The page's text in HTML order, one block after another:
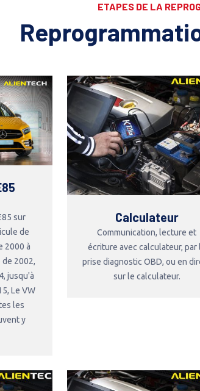
ETAPES DE LA
sur
de
2000 à
de 2002,
jusqu'à
Le VW
les
y
Calculateur
Communication, lecture et
écriture avec calculateur, par
prise diagnostic OBD, ou en
sur le calculateur.